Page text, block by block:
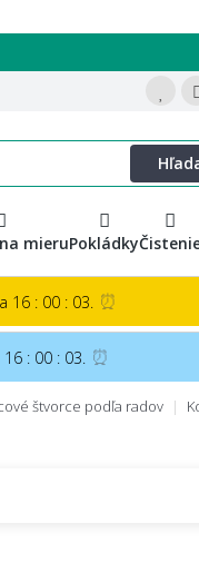
mieruPokládky
16 : 00 : 02. ⏰
: 00 : 02. ⏰
štvorce podľa radov